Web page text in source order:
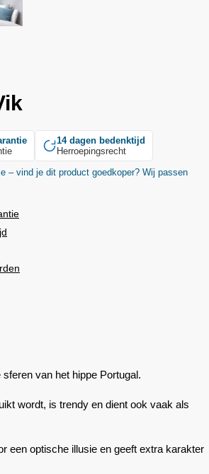
14 dagen bedenktijd
Herroepingsrecht
– vind je dit product goedkoper? Wij passen
van het hippe Portugal.
wordt, is trendy en dient ook vaak als
een optische illusie en geeft extra karakter